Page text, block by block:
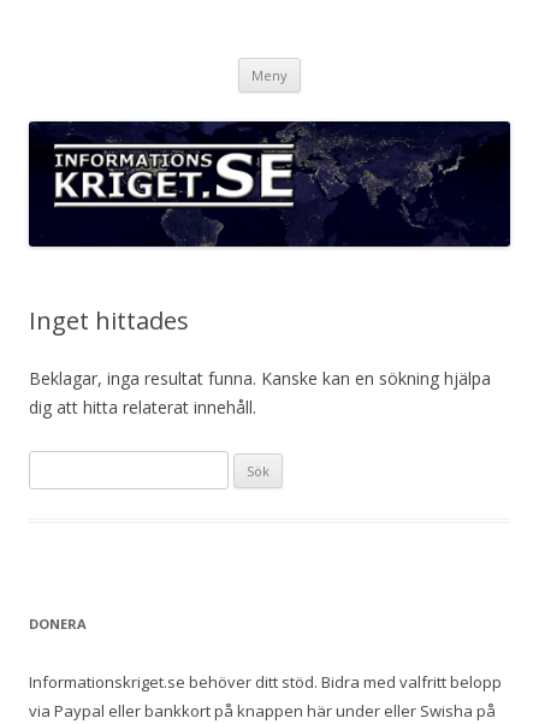
Meny
Inget hittades
Beklagar, inga resultat funna. Kanske kan en sökning hjälpa
dig att hitta relaterat innehåll.
ö
DONERA
Informationskriget.se behöver ditt stöd. Bidra med valfritt belopp
via Paypal eller bankkort på knappen här under eller Swisha på